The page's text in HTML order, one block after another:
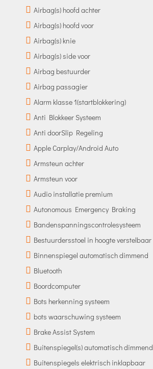
Airbag(s) hoofd achter
Airbag(s) hoofd voor
Airbag(s) knie
Airbag(s) side voor
Airbag bestuurder
Airbag passagier
Alarm klasse 1(startblokkering)
Anti Blokkeer Systeem
Anti doorSlip Regeling
Apple Carplay/Android Auto
Armsteun achter
Armsteun voor
Audio installatie premium
Autonomous Emergency Braking
Bandenspanningscontrolesysteem
Bestuurdersstoel in hoogte verstelbaar
Binnenspiegel automatisch dimmend
Bluetooth
Boordcomputer
Bots herkenning systeem
bots waarschuwing systeem
Brake Assist System
Buitenspiegel(s) automatisch dimmend
Buitenspiegels elektrisch inklapbaar